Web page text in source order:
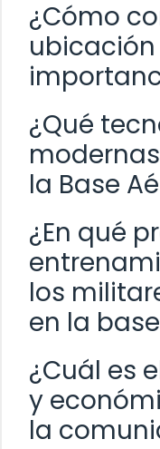
¿Cómo
¿Qué
la Base
¿En qué
los
en la
¿Cuál es
y
la